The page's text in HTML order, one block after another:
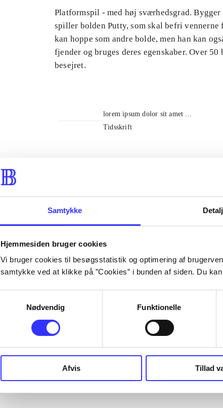
Samtykke
Hjemmesiden bruger cookies
Vi bruger cookies til besøgsstatistik og optimering af
samtykke ved at klikke på ”Cookies” i bunden af siden. Du
Nødvendig
Funktionelle
Afvis Tillad
Platformspil - med høj sværhedsgrad.
spiller bolden Putty, som skal befri
kan hoppe som andre bolde, men han kan
fjender og bruges deres egenskaber. Over
besejret.
lorem ipsum dolor sit amet ...
Tidsskrift
...